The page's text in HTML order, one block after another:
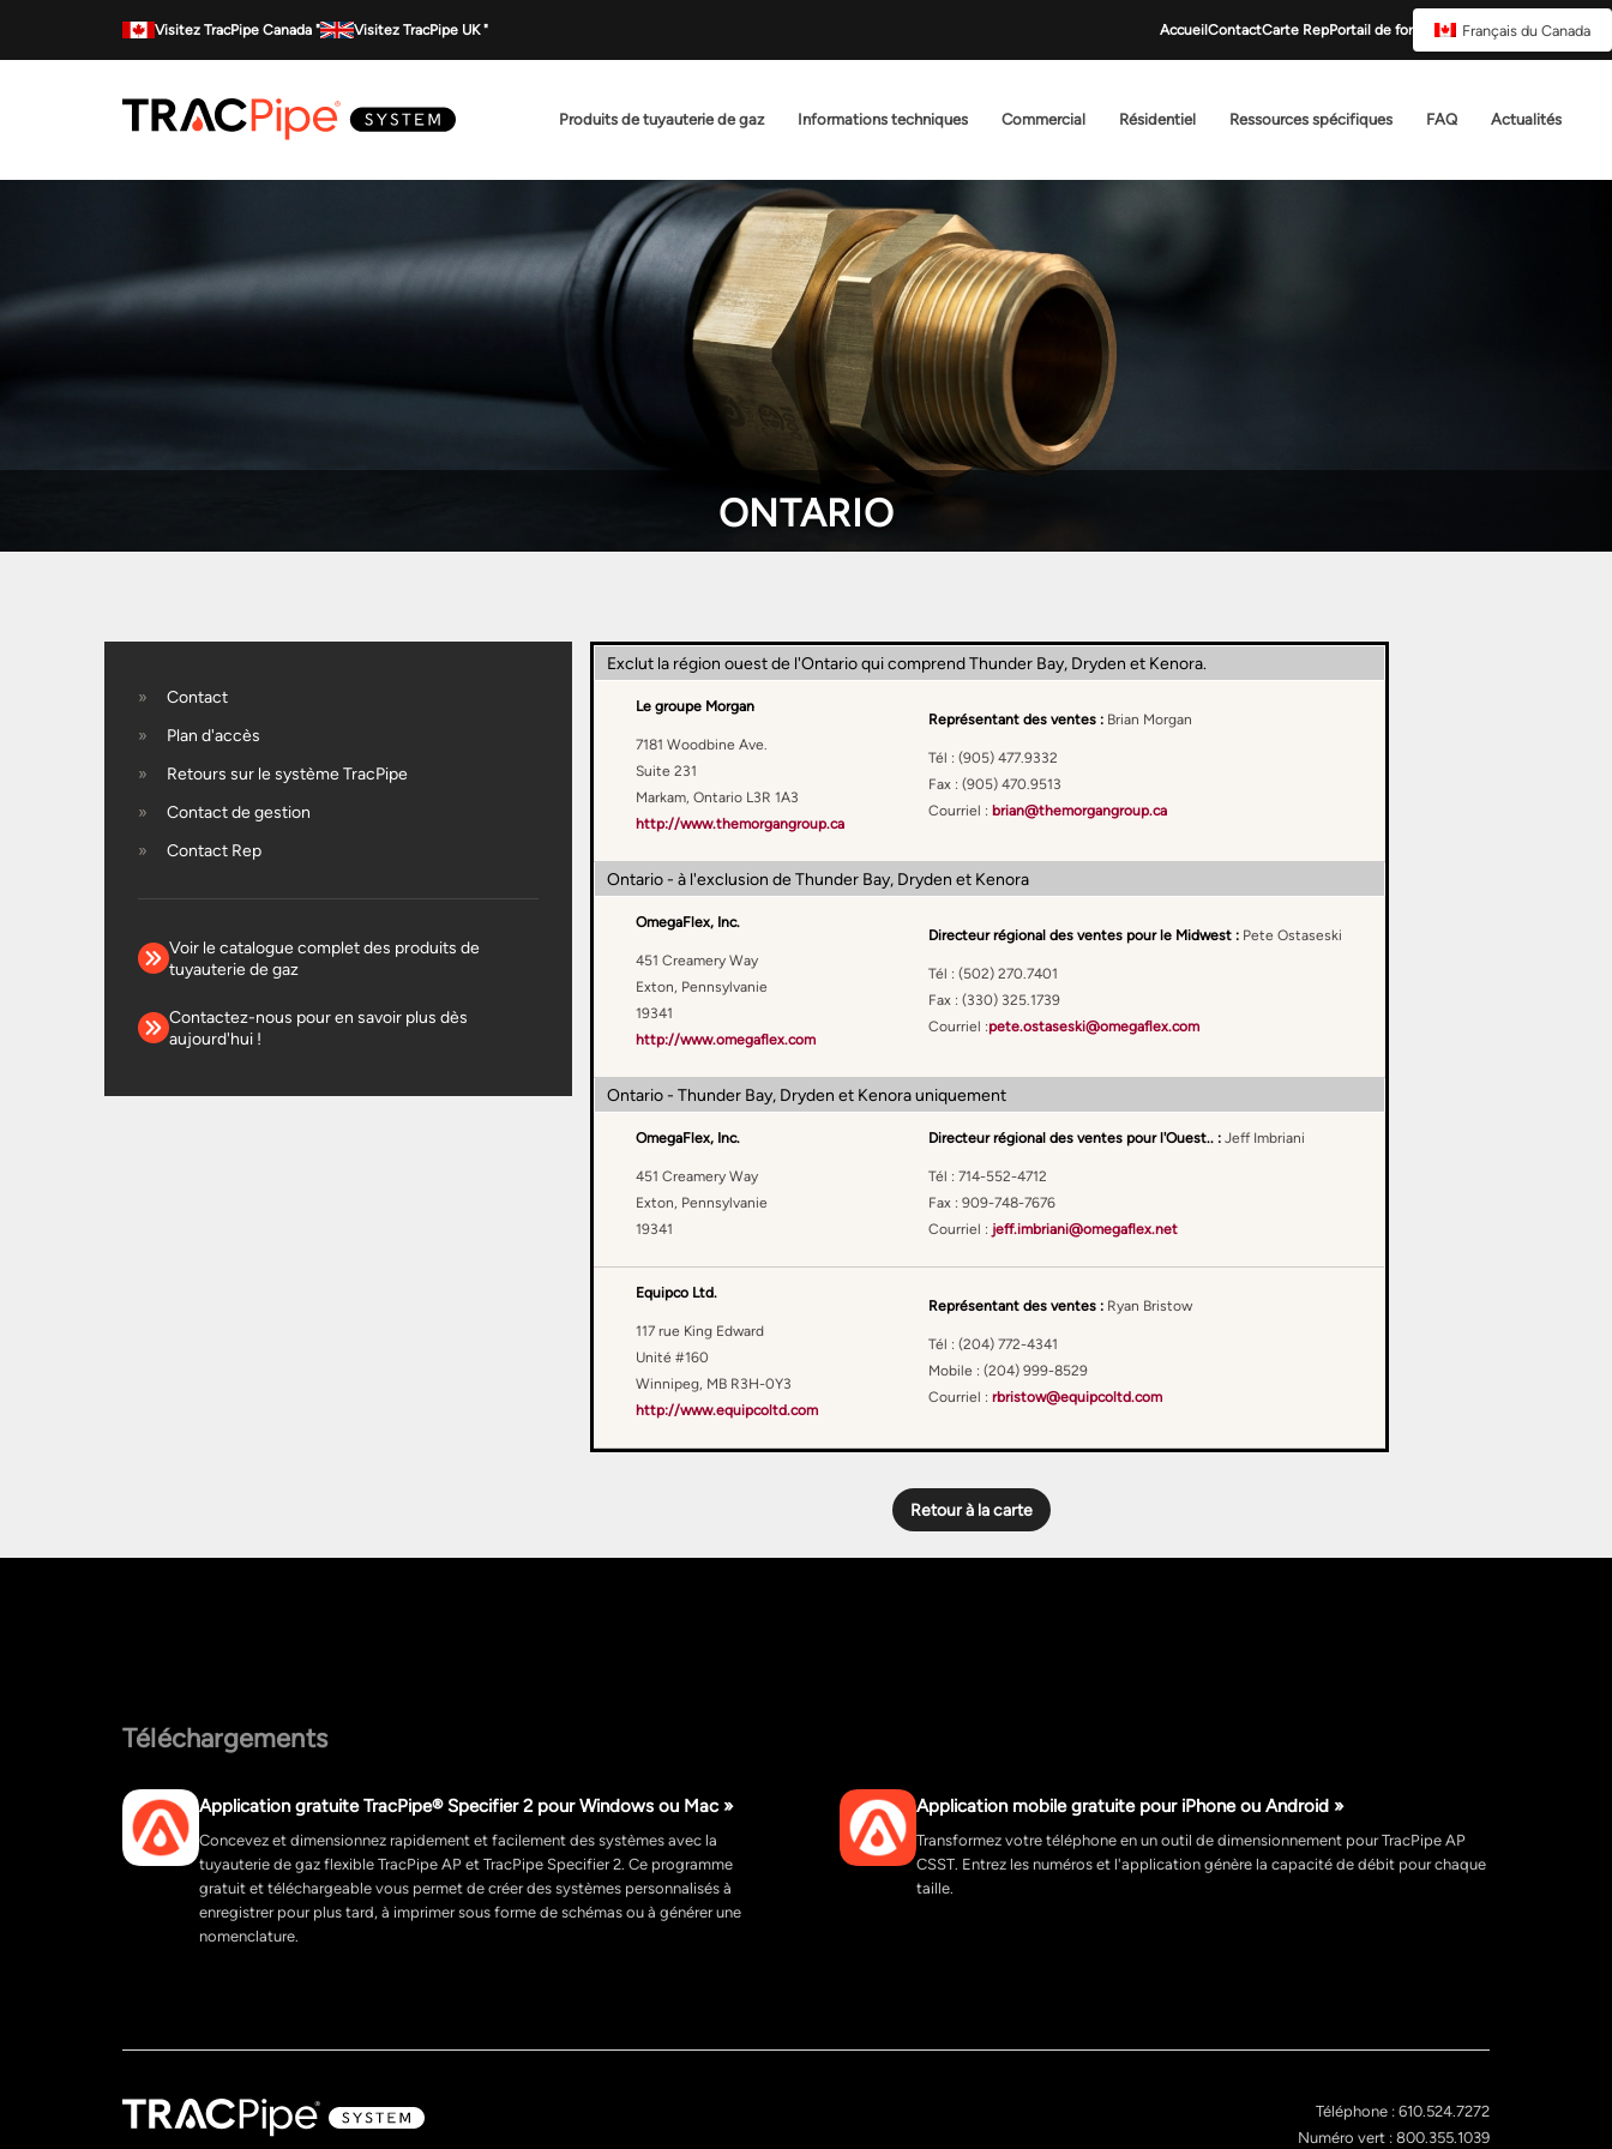
Visitez TracPipe Canada " Visitez TracPipe UK " Accueil ContactCarte RepPortail de formation
Produits de tuyauterie de gaz Informations techniques Commercial Résidentiel Ressources spécifiques FAQ Actualités
ONTARIO
Contact
Plan d'accès
Retours sur le système TracPipe
Contact de gestion
Contact Rep
Voir le catalogue complet des produits de
tuyauterie de gaz
Contactez-nous pour en savoir plus dès
aujourd'hui !
Exclut la région ouest de l'Ontario qui comprend Thunder Bay, Dryden et Kenora.
Le groupe Morgan
7181 Woodbine Ave.
Suite 231
Markam, Ontario L3R 1A3
http://www.themorgangroup.ca
Représentant des ventes : Brian Morgan
Tél : (905) 477.9332
Fax : (905) 470.9513
Courriel : brian@themorgangroup.ca
Ontario - à l'exclusion de Thunder Bay, Dryden et Kenora
OmegaFlex, Inc.
451 Creamery Way
Exton, Pennsylvanie
19341
http://www.omegaflex.com
Directeur régional des ventes pour le Midwest : Pete Ostaseski
Tél : (502) 270.7401
Fax : (330) 325.1739
Courriel :pete.ostaseski@omegaflex.com
Ontario - Thunder Bay, Dryden et Kenora uniquement
OmegaFlex, Inc.
451 Creamery Way
Exton, Pennsylvanie
19341
Directeur régional des ventes pour l'Ouest.. : Jeff Imbriani
Tél : 714-552-4712
Fax : 909-748-7676
Courriel : jeff.imbriani@omegaflex.net
Equipco Ltd.
117 rue King Edward
Unité #160
Winnipeg, MB R3H-0Y3
http://www.equipcoltd.com
Représentant des ventes : Ryan Bristow
Tél : (204) 772-4341
Mobile : (204) 999-8529
Courriel : rbristow@equipcoltd.com
Retour à la carte
Téléchargements
Application gratuite TracPipe® Specifier 2 pour Windows ou Mac »
Concevez et dimensionnez rapidement et facilement des systèmes avec la
tuyauterie de gaz flexible TracPipe AP et TracPipe Specifier 2. Ce programme
gratuit et téléchargeable vous permet de créer des systèmes personnalisés à
enregistrer pour plus tard, à imprimer sous forme de schémas ou à générer une
nomenclature.
Application mobile gratuite pour iPhone ou Android »
Transformez votre téléphone en un outil de dimensionnement pour TracPipe AP
CSST. Entrez les numéros et l'application génère la capacité de débit pour chaque
taille.
Téléphone : 610.524.7272
Numéro vert : 800.355.1039
Français du Canada